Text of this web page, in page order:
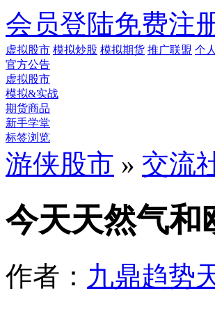
会员登陆免费注
虚拟股市 模拟炒股 模拟期货 推广联盟 个
官方公告
虚拟股市
模拟&实战
期货商品
新手学堂
标签浏览
游侠股市 » 交流
今天天然气和
作者： 九鼎趋势